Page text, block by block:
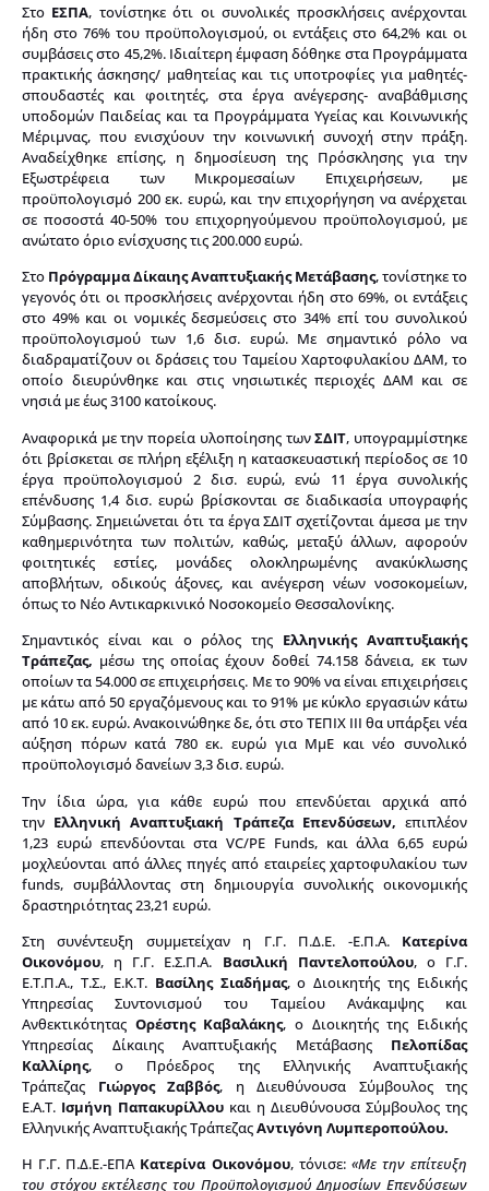
Στο ΕΣΠΑ, τονίστηκε ότι οι συνολικές προσκλήσεις ανέρχονται
ήδη στο 76% του προϋπολογισμού, οι εντάξεις στο 64,2% και οι
συμβάσεις στο 45,2%. Ιδιαίτερη έμφαση δόθηκε στα Προγράμματα
πρακτικής άσκησης/ μαθητείας και τις υποτροφίες για μαθητές-
σπουδαστές και φοιτητές, στα έργα ανέγερσης- αναβάθμισης
υποδομών Παιδείας και τα Προγράμματα Υγείας και Κοινωνικής
Μέριμνας, που ενισχύουν την κοινωνική συνοχή στην πράξη.
Αναδείχθηκε επίσης, η δημοσίευση της Πρόσκλησης για την
Εξωστρέφεια των Μικρομεσαίων Επιχειρήσεων, με
προϋπολογισμό 200 εκ. ευρώ, και την επιχορήγηση να ανέρχεται
σε ποσοστά 40-50% του επιχορηγούμενου προϋπολογισμού, με
ανώτατο όριο ενίσχυσης τις 200.000 ευρώ.
Στο Πρόγραμμα Δίκαιης Αναπτυξιακής Μετάβασης, τονίστηκε το
γεγονός ότι οι προσκλήσεις ανέρχονται ήδη στο 69%, οι εντάξεις
στο 49% και οι νομικές δεσμεύσεις στο 34% επί του συνολικού
προϋπολογισμού των 1,6 δισ. ευρώ. Με σημαντικό ρόλο να
διαδραματίζουν οι δράσεις του Ταμείου Χαρτοφυλακίου ΔΑΜ, το
οποίο διευρύνθηκε και στις νησιωτικές περιοχές ΔΑΜ και σε
νησιά με έως 3100 κατοίκους.
Αναφορικά με την πορεία υλοποίησης τωνΣΔΙΤ, υπογραμμίστηκε
ότι βρίσκεται σε πλήρη εξέλιξη η κατασκευαστική περίοδος σε 10
έργα προϋπολογισμού 2 δισ. ευρώ, ενώ 11 έργα συνολικής
επένδυσης 1,4 δισ. ευρώ βρίσκονται σε διαδικασία υπογραφής
Σύμβασης. Σημειώνεται ότι τα έργα ΣΔΙΤ σχετίζονται άμεσα με την
καθημερινότητα των πολιτών, καθώς, μεταξύ άλλων, αφορούν
φοιτητικές εστίες, μονάδες ολοκληρωμένης ανακύκλωσης
αποβλήτων, οδικούς άξονες, και ανέγερση νέων νοσοκομείων,
όπως το Νέο Αντικαρκινικό Νοσοκομείο Θεσσαλονίκης.
Σημαντικός είναι και ο ρόλος της Ελληνικής Αναπτυξιακής
Τράπεζας, μέσω της οποίας έχουν δοθεί 74.158 δάνεια, εκ των
οποίων τα 54.000 σε επιχειρήσεις. Με το 90% να είναι επιχειρήσεις
με κάτω από 50 εργαζόμενους και το 91% με κύκλο εργασιών κάτω
από 10 εκ. ευρώ. Ανακοινώθηκε δε, ότι στο ΤΕΠΙΧ ΙΙΙ θα υπάρξει νέα
αύξηση πόρων κατά 780 εκ. ευρώ για ΜμΕ και νέο συνολικό
προϋπολογισμό δανείων 3,3 δισ. ευρώ.
Την ίδια ώρα, για κάθε ευρώ που επενδύεται αρχικά από
την Ελληνική Αναπτυξιακή Τράπεζα Επενδύσεων, επιπλέον
1,23 ευρώ επενδύονται στα VC/PE Funds, και άλλα 6,65 ευρώ
μοχλεύονται από άλλες πηγές από εταιρείες χαρτοφυλακίου των
funds, συμβάλλοντας στη δημιουργία συνολικής οικονομικής
δραστηριότητας 23,21 ευρώ.
Στη συνέντευξη συμμετείχαν η Γ.Γ. Π.Δ.Ε. -Ε.Π.Α. Κατερίνα
Οικονόμου, η Γ.Γ. Ε.Σ.Π.Α. Βασιλική Παντελοπούλου, ο Γ.Γ.
Ε.Τ.Π.Α., Τ.Σ., Ε.Κ.Τ. Βασίλης Σιαδήμας, ο Διοικητής της Ειδικής
Υπηρεσίας Συντονισμού του Ταμείου Ανάκαμψης και
Ανθεκτικότητας Ορέστης Καβαλάκης, ο Διοικητής της Ειδικής
Υπηρεσίας Δίκαιης Αναπτυξιακής Μετάβασης Πελοπίδας
Καλλίρης, ο Πρόεδρος της Ελληνικής Αναπτυξιακής
Τράπεζας Γιώργος Ζαββός, η Διευθύνουσα Σύμβουλος της
Ε.Α.Τ. Ισμήνη Παπακυρίλλου και η Διευθύνουσα Σύμβουλος της
Ελληνικής Αναπτυξιακής ΤράπεζαςΑντιγόνη Λυμπεροπούλου.
Η Γ.Γ. Π.Δ.Ε.-ΕΠΑ Κατερίνα Οικονόμου, τόνισε: «Με την επίτευξη
του στόχου εκτέλεσης του Προϋπολογισμού Δημοσίων Επενδύσεων